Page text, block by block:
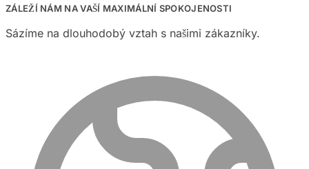
ZÁLEŽÍ NÁM NA VAŠÍ MAXIMÁLNÍ SPOKOJENOSTI
Sázíme na dlouhodobý vztah s našimi zákazníky.